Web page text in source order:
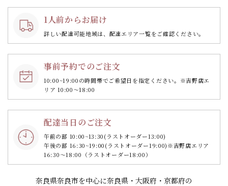
1人前からお届け
詳しい配達可能地域は、配達エリア一覧をご確認ください。
事前予約でのご注文
10:00~19:00の時間帯でご希望日を指定ください。 ※吉野店エ
リア 10:00～18:00
配達当日のご注文
午前の部 10:00~13:30(ラストオーダー13:00)
午後の部 16:30~19:00(ラストオーダー19:00)※吉野店エリア
16:30～18:00（ラストオーダー18:00）
奈良県奈良市を中心に奈良県・大阪府・京都府の